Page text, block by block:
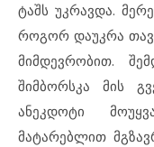
ტაშს უკრავდა.
როგორ დაუკრა
მიმდევრობით.
შიმბორსკა მის
ანეკდოტი
მატარებლით